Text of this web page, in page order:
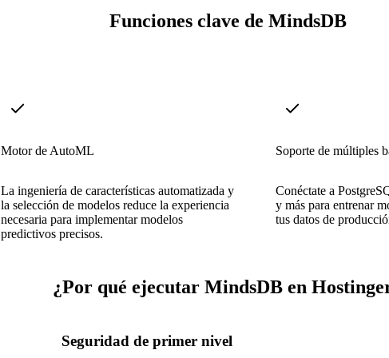
Funciones clave de MindsDB
Motor de AutoML
La ingeniería de características automatizada y
la selección de modelos reduce la experiencia
necesaria para implementar modelos
predictivos precisos.
Soporte de múltiples
Conéctate a
y más para entrenar
tus datos de
¿Por qué ejecutar MindsDB en
Seguridad de primer nivel